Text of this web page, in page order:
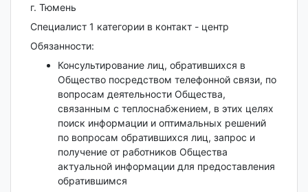
г. Тюмень
Специалист 1 категории в контакт - центр
Обязанности:
Консультирование лиц, обратившихся в
Общество посредством телефонной связи, по
вопросам деятельности Общества,
связанным с теплоснабжением, в этих целях
поиск информации и оптимальных решений
по вопросам обратившихся лиц, запрос и
получение от работников Общества
актуальной информации для предоставления
обратившимся